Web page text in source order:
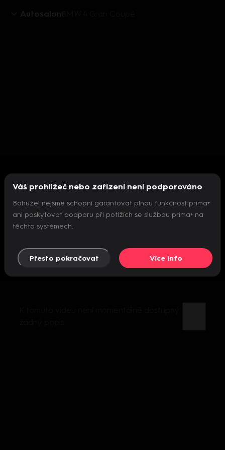
Autosalon
Nepodařilo se inicializovat přehrávač
Váš prohlížeč nebo zařízení není podporováno
Bohužel nejsme schopni garantovat plnou funkčnost prima+
ani poskytovat podporu při potížích se službou prima+ na
těchto systémech.
Přesto pokračovat Více info